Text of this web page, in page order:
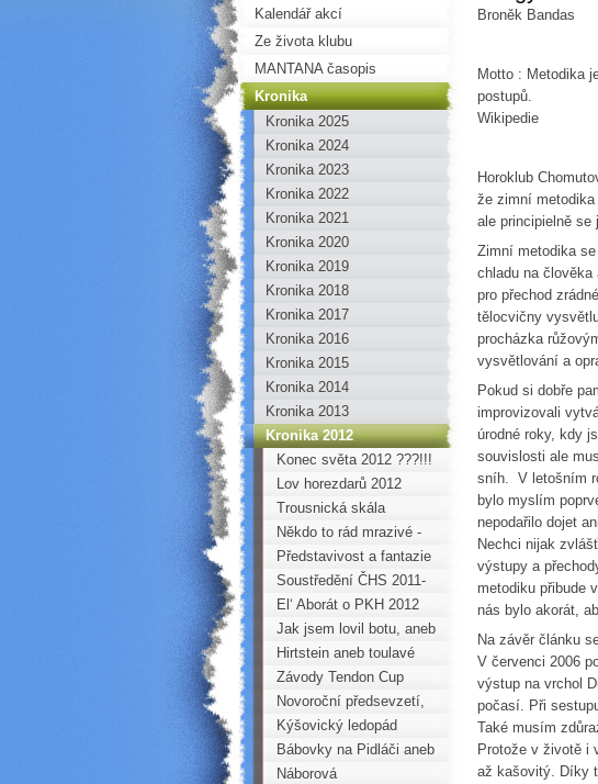
Broněk Bandas
Motto : Metodika
Wikipedie
Horoklub
že zimní metodika
ale principielně se
Zimní metodika
chladu na
pro přechod
tělocvičny
procházka
vysvětlování a
Pokud si dobře
improvizovali
úrodné roky, kdy
souvislosti ale
sníh. V letošním
bylo myslím
nepodařilo dojet
Nechci nijak
výstupy a
metodiku přibude
nás bylo akorát,
Na závěr článku
V červenci 2006
výstup na vrchol
počasí. Při
Také musím
Protože v životě i
až kašovitý. Díky
Kalendář akcí
Ze života klubu
MANTANA časopis
Kronika
Kronika 2025
Kronika 2024
Kronika 2023
Kronika 2022
Kronika 2021
Kronika 2020
Kronika 2019
Kronika 2018
Kronika 2017
Kronika 2016
Kronika 2015
Kronika 2014
Kronika 2013
Kronika 2012
Konec světa 2012 ???!!!
Lov horezdarů 2012
Trousnická skála
Někdo to rád mrazivé -
Stubaier Wildspitze
Představivost a fantazie
Soustředění ČHS 2011-
Verdon
El‘ Aborát o PKH 2012
Jak jsem lovil botu, aneb
Horezdary též
Hirtstein aneb toulavé
nohy
Závody Tendon Cup
Vyškov
Novoroční předsevzetí,
jsou zbytečné tlachání,
mozek zbystří, tělo čistí,
NOVOROČNÍ RÁCHÁNÍ
Kýšovický ledopád
Bábovky na Pidláči aneb
výlet na rampouchy
Náborová